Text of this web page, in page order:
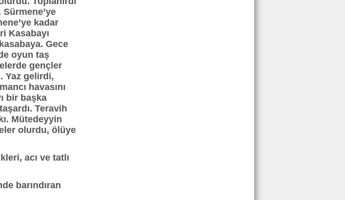
Sürmene’ye
kadar
Kasabayı
Gece
oyun taş
gençler
Yaz gelirdi,
havasını
bir başka
Teravih
Mütedeyyin
olurdu, ölüye
acı ve tatlı
barındıran